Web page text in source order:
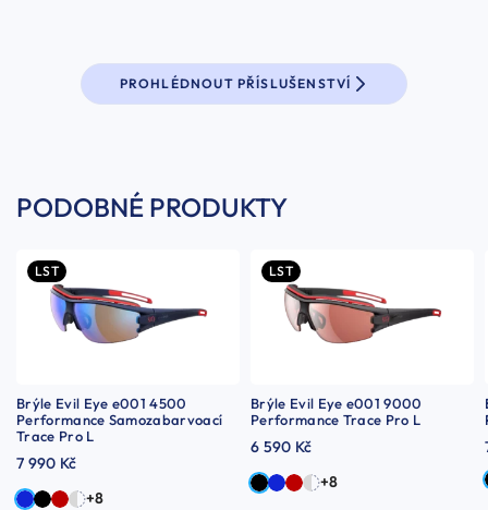
PROHLÉDNOUT PŘÍSLUŠENSTVÍ
PODOBNÉ PRODUKTY
LST
Brýle Evil Eye e001 4500
Performance Samozabarvoací
Trace Pro L
7 990 Kč
+8
LST
Brýle Evil Eye e001 9000
Performance Trace Pro L
6 590 Kč
+8